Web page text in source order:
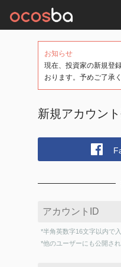
お知らせ
現在、投資家の新規登
おります。予めご了承
新規アカウン
*半角英数字16文字以内で
*他のユーザーにも公開され